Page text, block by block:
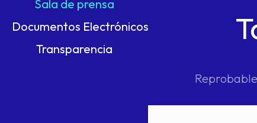
Sala de prensa
Documentos Electrónicos
Transparencia